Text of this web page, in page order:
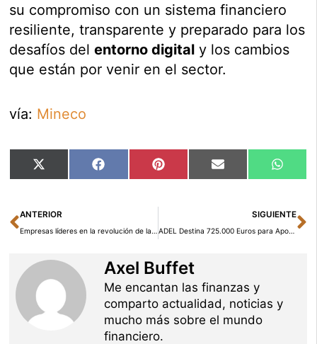
su compromiso con un sistema financiero
resiliente, transparente y preparado para los
desafíos delentorno digital y los cambios
que están por venir en el sector.
vía: Mineco
Compartir
en
X
(Twitter)
Compartir
en
Facebook Compartir
en
Pinterest Compartir
en
Email
en
Ant
ANTERIOR
Empresas líderes en la revolución de la inteligencia artificial
SIGUIENTE
ADEL Destina 725.000 Euros para Apoyar Emprendedores en la Sierra Norte
Axel Buffet
Me encantan las finanzas y
comparto actualidad, noticias y
mucho más sobre el mundo
financiero.